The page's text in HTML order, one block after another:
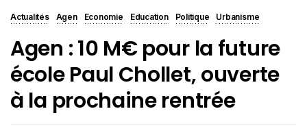
Actualités Agen Economie Education Politique Urbanisme
Agen : 10 M€ pour la future
école Paul Chollet, ouverte
à la prochaine rentrée